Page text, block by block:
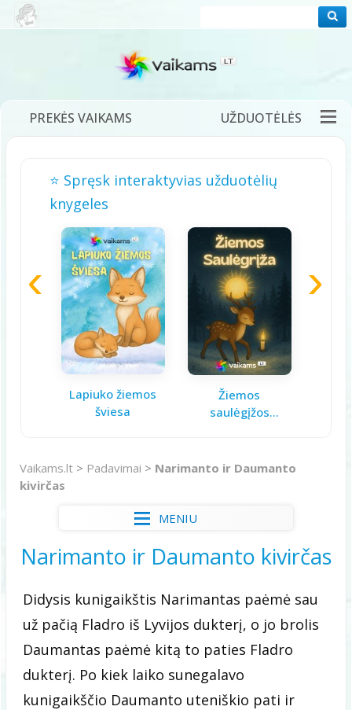
PREKĖS VAIKAMS UŽDUOTĖLĖS
DĖLIONĖS ŽAIDIMAI DAINELĖS
TĖVAMS
⭐ Spręsk interaktyvias užduotėlių
knygeles
Lapiuko žiemos
šviesa
Žiemos
saulėgįžos
Vaikams.lt > Padavimai > Narimanto ir Daumanto
kivirčas
MENIU
Narimanto ir Daumanto kivirčas
Didysis kunigaikštis Narimantas paėmė sau
už pačią Fladro iš Lyvijos dukterį, o jo brolis
Daumantas paėmė kitą to paties Fladro
dukterį. Po kiek laiko sunegalavo
kunigaikščio Daumanto uteniškio pati ir